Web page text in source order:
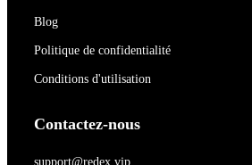
Blog
Politique de confidentialité
Conditions d'utilisation
Contactez-nous
support@redex.vip